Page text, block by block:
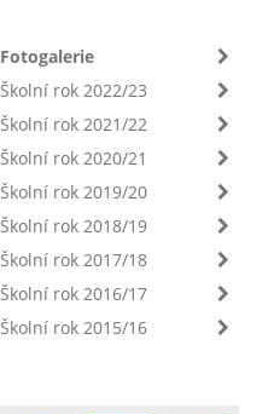
Fotogalerie
Školní rok 2022/23
Školní rok 2021/22
Školní rok 2020/21
Školní rok 2019/20
Školní rok 2018/19
Školní rok 2017/18
Školní rok 2016/17
Školní rok 2015/16